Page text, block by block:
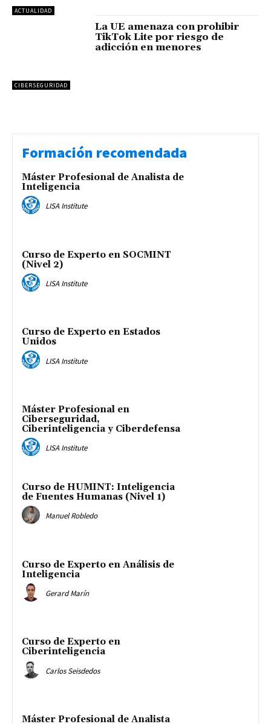
ACTUALIDAD
CIBERSEGURIDAD
La UE amenaza con prohibir
TikTok Lite por riesgo de
adicción en menores
Formación recomendada
Máster Profesional de Analista de
Inteligencia
LISA Institute
Curso de Experto en SOCMINT
(Nivel 2)
LISA Institute
Curso de Experto en Estados
Unidos
LISA Institute
Máster Profesional en
Ciberseguridad,
Ciberinteligencia y Ciberdefensa
LISA Institute
Curso de HUMINT: Inteligencia
de Fuentes Humanas (Nivel 1)
Manuel Robledo
Curso de Experto en Análisis de
Inteligencia
Gerard Marín
Curso de Experto en
Ciberinteligencia
Carlos Seisdedos
Máster Profesional de Analista